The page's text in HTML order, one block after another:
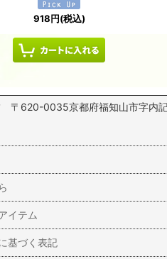
918円(税込)
〒620-0035京都府福知山市字
イテム
基づく表記